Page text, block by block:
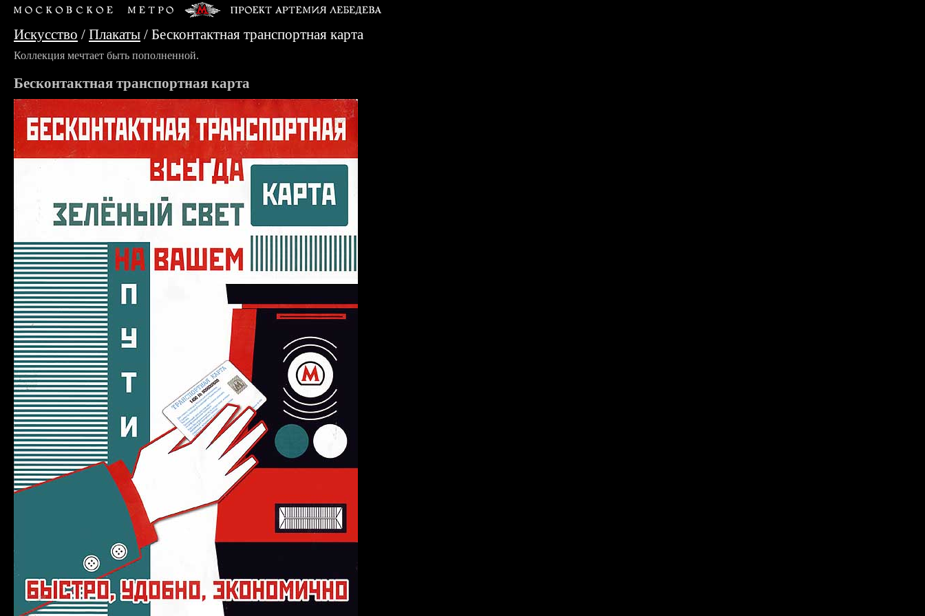
Искусство / Плакаты / Бесконтактная транспортная карта
Коллекция мечтает быть пополненной.
Бесконтактная транспортная карта